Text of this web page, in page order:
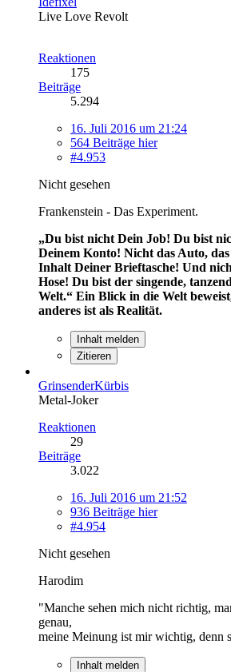
Live Love Revolt
Reaktionen
175
Beiträge
5.294
16. Juli 2016 um 21:24
564 Beiträge hier
#4.953
Nicht gesehen
Frankenstein - Das Experiment.
„Du bist nicht Dein Job! Du bist
Deinem Konto! Nicht das Auto,
Inhalt Deiner Brieftasche! Und
Hose! Du bist der singende,
Welt.“ Ein Blick in die Welt
anderes ist als Realität.
Inhalt melden
Zitieren
GrinsenderKürbis
Metal-Joker
Reaktionen
29
Beiträge
3.022
16. Juli 2016 um 21:52
936 Beiträge hier
#4.954
Nicht gesehen
Harodim
"Manche sehen mich nicht richtig,
genau,
meine Meinung ist mir wichtig, denn
Inhalt melden